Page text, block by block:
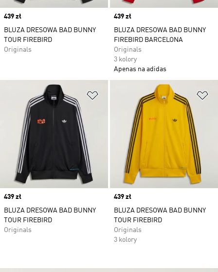
Price
439 zł
BLUZA DRESOWA BAD BUNNY
TOUR FIREBIRD
Originals
Price
439 zł
BLUZA DRESOWA BAD BUNNY
FIREBIRD BARCELONA
Originals
3 kolory
Apenas na adidas
Dodaj do listy życzeń
Price
439 zł
BLUZA DRESOWA BAD BUNNY
TOUR FIREBIRD
Originals
Price
439 zł
BLUZA DRESOWA BAD BUNNY
TOUR FIREBIRD
Originals
3 kolory